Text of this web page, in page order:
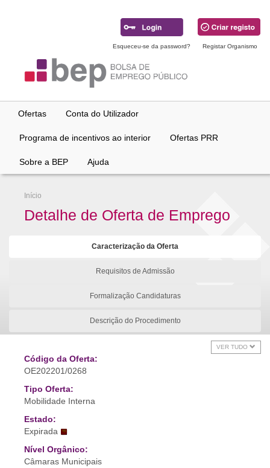
Esqueceu-se da password? Registar Organismo
Ofertas Conta do Utilizador
Programa de incentivos ao interior Ofertas PRR
Sobre a BEP Ajuda
Início
Detalhe de Oferta de Emprego
Caracterização da Oferta
Requisitos de Admissão
Formalização Candidaturas
Descrição do Procedimento
VER TUDO
Código da Oferta:
OE202201/0268
Tipo Oferta:
Mobilidade Interna
Estado:
Expirada
Nível Orgânico:
Câmaras Municipais